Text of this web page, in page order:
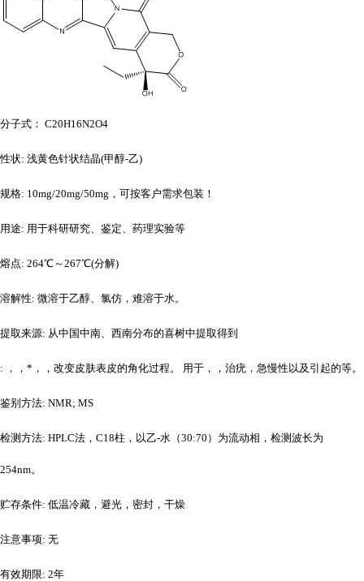
分子式： C20H16N2O4
性状: 浅黄色针状结晶(甲醇-乙)
规格: 10mg/20mg/50mg，可按客户需求包装！
用途: 用于科研研究、鉴定、药理实验等
熔点: 264℃～267℃(分解)
溶解性: 微溶于乙醇、氯仿，难溶于水。
提取来源: 从中国中南、西南分布的喜树中提取得到
: ，，*，，改变皮肤表皮的角化过程。 用于，，治疣，急慢性以及引起的等。
鉴别方法: NMR; MS
检测方法: HPLC法，C18柱，以乙-水（30:70）为流动相，检测波长为
254nm。
贮存条件: 低温冷藏，避光，密封，干燥
注意事项: 无
有效期限: 2年